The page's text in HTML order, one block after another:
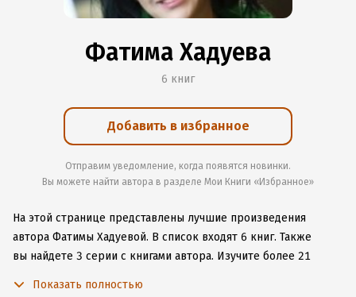
Фатима Хадуева
6 книг
Добавить в избранное
Отправим уведомление, когда появятся новинки.
Вы можете найти автора в разделе Мои Книги «Избранное»
На этой странице представлены лучшие произведения
автора Фатимы Хадуевой. В список входят 6 книг. Также
вы найдете 3 серии с книгами автора. Изучите более 21
Показать полностью